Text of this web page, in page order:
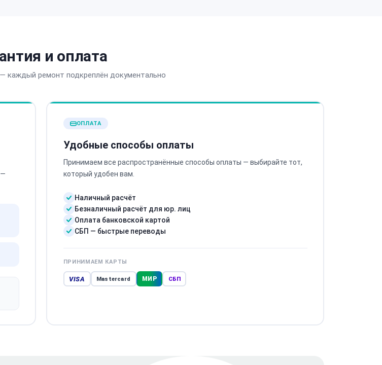
и оплата
каждый ремонт подкреплён документально
ОПЛАТА
Удобные способы оплаты
Принимаем все распространённые способы оплаты — выбирайте тот,
который удобен вам.
Наличный расчёт
Безналичный расчёт для юр. лиц
Оплата банковской картой
СБП — быстрые переводы
ПРИНИМАЕМ КАРТЫ
VISA Mastercard МИР СБП